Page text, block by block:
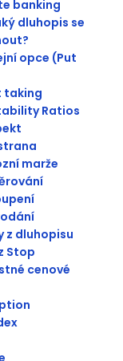
banking
dluhopis se
opce (Put
taking
Ratios
marže
z dluhopisu
Stop
cenové